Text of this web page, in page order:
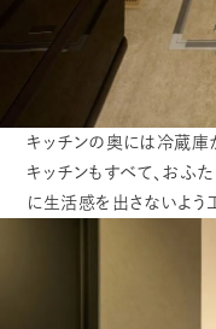
キッチンの奥には冷蔵庫
キッチンもすべて、おふ
に生活感を出さないよう